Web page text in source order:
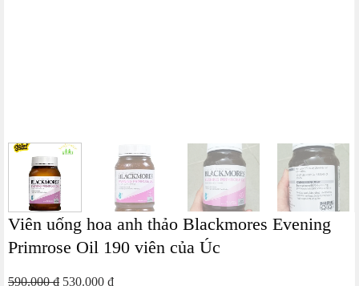
Viên uống hoa anh thảo Blackmores Evening
Primrose Oil 190 viên của Úc
590.000₫ Giá
530.000 ₫Giá